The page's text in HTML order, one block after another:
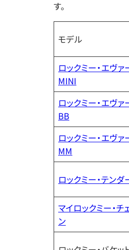
す。
モデル
ロックミー・エヴァ
MINI
ロックミー・エヴァ
BB
ロックミー・エヴァ
MM
ロックミー・テンダ
マイロックミー・チ
ン